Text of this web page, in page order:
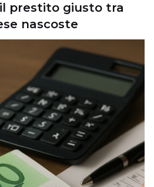
prestito giusto tra
nascoste